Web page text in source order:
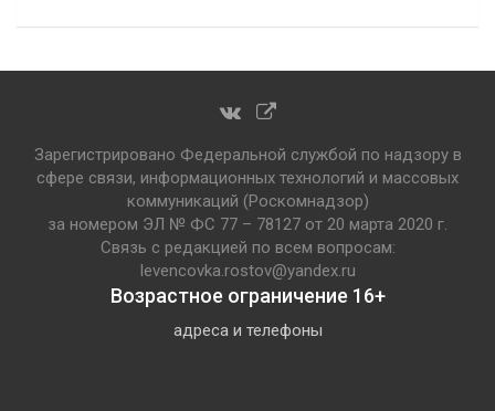
Зарегистрировано Федеральной службой по надзору в
сфере связи, информационных технологий и массовых
коммуникаций (Роскомнадзор)
за номером ЭЛ № ФС 77 – 78127 от 20 марта 2020 г.
Связь с редакцией по всем вопросам:
levencovka.rostov@yandex.ru
Возрастное ограничение 16+
адреса и телефоны